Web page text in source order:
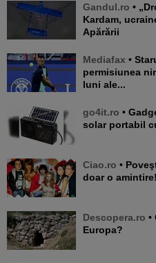
Gandul.ro • „Drona care s-a prăbușit în
Kardam,
Apărării
Mediafax • Starul tenisului francez: „Nu cer
permisiunea
luni ale...
go4it.ro • Gadget util pentru grădină: Radio
solar portabil
Ciao.ro • Poveştile de iubire care au rămas
doar o
Descopera.ro • Care este cel mai vechi pod din
Europa?